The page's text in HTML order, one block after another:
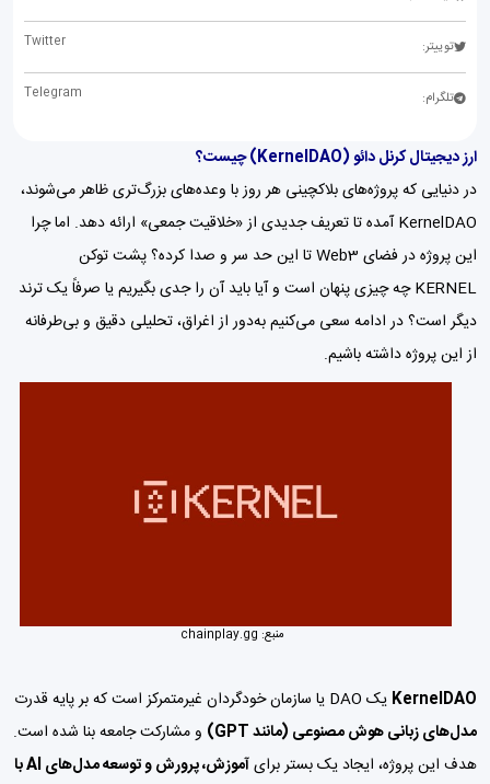
توییتر: Twitter
تلگرام: Telegram
ارز دیجیتال کرنل دائو (KernelDAO) چیست؟
در دنیایی که پروژه‌های بلاکچینی هر روز با وعده‌های بزرگ‌تری ظاهر می‌شوند،
KernelDAO آمده تا تعریف جدیدی از «خلاقیت جمعی» ارائه دهد. اما چرا
این پروژه در فضای Web3 تا این حد سر و صدا کرده؟ پشت توکن
KERNEL چه چیزی پنهان است و آیا باید آن را جدی بگیریم یا صرفاً یک ترند
دیگر است؟ در ادامه سعی می‌کنیم به‌دور از اغراق، تحلیلی دقیق و بی‌طرفانه
از این پروژه داشته باشیم.
منبع: chainplay.gg
KernelDAO یک DAO یا سازمان خودگردان غیرمتمرکز است که بر پایه قدرت
مدل‌های زبانی هوش مصنوعی (مانند GPT)
و مشارکت جامعه بنا شده است.
هدف این پروژه، ایجاد یک بستر برای
آموزش، پرورش و توسعه مدل‌های AI با